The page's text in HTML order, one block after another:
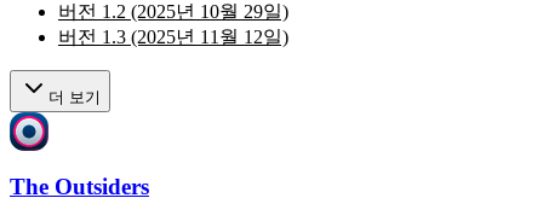
버전 1.2 (2025년 10월 29일)
버전 1.3 (2025년 11월 12일)
더 보기
The Outsiders